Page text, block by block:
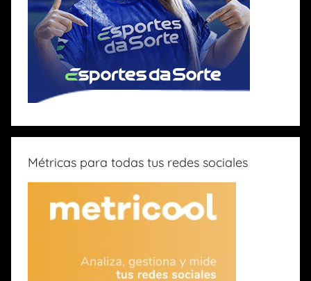
Métricas para todas tus redes sociales